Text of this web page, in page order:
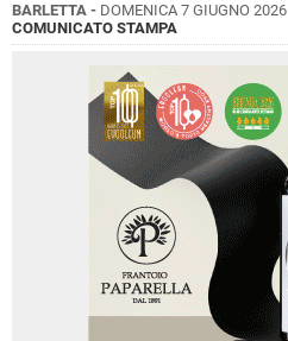
BARLETTA - DOMENICA 7 GIUGNO 2026
COMUNICATO STAMPA